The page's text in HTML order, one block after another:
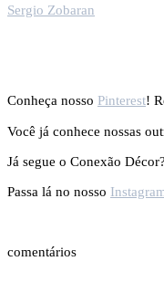
Sergio Zobaran
Conheça nosso Pinterest!
Você já conhece nossas
Já segue o Conexão Décor?
Passa lá no nosso
comentários